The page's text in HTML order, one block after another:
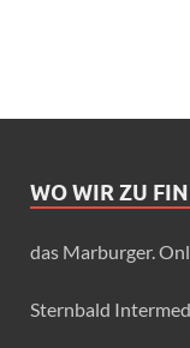
WO WIR ZU
das Marburger.
Sternbald